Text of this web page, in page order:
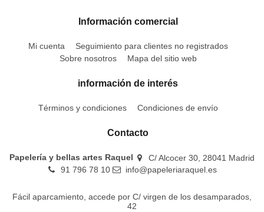
Información comercial
Mi cuenta
Seguimiento para clientes no registrados
Sobre nosotros
Mapa del sitio web
información de interés
Términos y condiciones Condiciones de envío
Contacto
Papelería y bellas artes Raquel
C/ Alcocer 30, 28041 Madrid
91 796 78 10
info@papeleriaraquel.es
Fácil aparcamiento, accede por C/ virgen de los desamparados,
42